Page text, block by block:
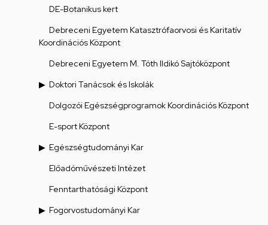
DE-Botanikus kert
Debreceni Egyetem Katasztrófaorvosi és Karitatív
Koordinációs Központ
Debreceni Egyetem M. Tóth Ildikó Sajtóközpont
Doktori Tanácsok és Iskolák
Dolgozói Egészségprogramok Koordinációs Központ
E-sport Központ
Egészségtudományi Kar
Előadóművészeti Intézet
Fenntarthatósági Központ
Fogorvostudományi Kar